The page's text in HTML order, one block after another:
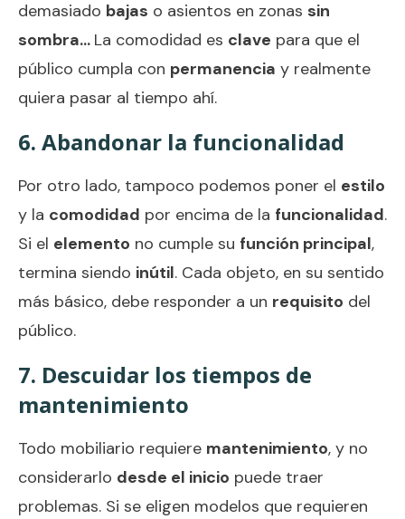
demasiado bajas o asientos en zonas sin
sombra… La comodidad es clave para que el
público cumpla con permanencia y realmente
quiera pasar al tiempo ahí.
6. Abandonar la funcionalidad
Por otro lado, tampoco podemos poner el estilo
y la comodidad por encima de la funcionalidad.
Si el elemento no cumple su función principal,
termina siendo inútil. Cada objeto, en su sentido
más básico, debe responder a un requisito del
público.
7. Descuidar los tiempos de
mantenimiento
Todo mobiliario requiere mantenimiento, y no
considerarlo desde el inicio puede traer
problemas. Si se eligen modelos que requieren